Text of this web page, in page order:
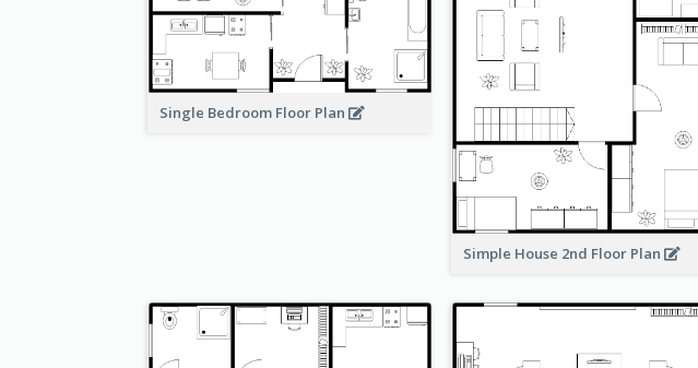
Single Bedroom Floor Plan
Simple House 2nd Floor Plan